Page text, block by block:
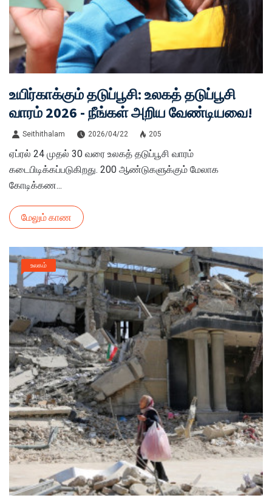
உயிர்காக்கும் தடுப்பூசி: உலகத் தடுப்பூசி
வாரம் 2026 - நீங்கள் அறிய வேண்டியவை!
Seithithalam 2026/04/22 205
ஏப்ரல் 24 முதல் 30 வரை உலகத் தடுப்பூசி வாரம்
கடைபிடிக்கப்படுகிறது. 200 ஆண்டுகளுக்கும் மேலாக
கோடிக்கண...
மேலும் காண
உலகம்